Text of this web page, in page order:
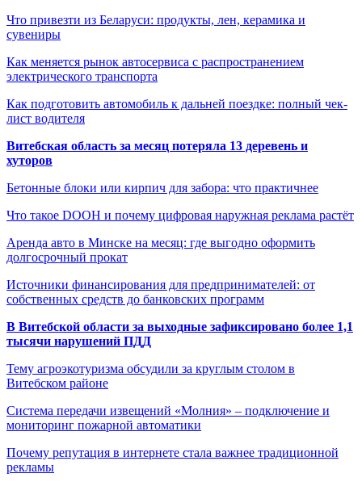
Что привезти из Беларуси: продукты, лен, керамика и
сувениры
Как меняется рынок автосервиса с распространением
электрического транспорта
Как подготовить автомобиль к дальней поездке: полный чек-
лист водителя
Витебская область за месяц потеряла 13 деревень и
хуторов
Бетонные блоки или кирпич для забора: что практичнее
Что такое DOOH и почему цифровая наружная реклама растёт
Аренда авто в Минске на месяц: где выгодно оформить
долгосрочный прокат
Источники финансирования для предпринимателей: от
собственных средств до банковских программ
В Витебской области за выходные зафиксировано более 1,1
тысячи нарушений ПДД
Тему агроэкотуризма обсудили за круглым столом в
Витебском районе
Система передачи извещений «Молния» – подключение и
мониторинг пожарной автоматики
Почему репутация в интернете стала важнее традиционной
рекламы